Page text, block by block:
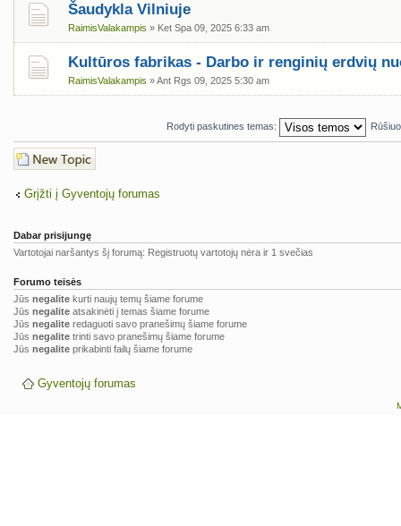
Šaudykla Vilniuje
RaimisValakampis » Ket Spa 09, 2025 6:33 am
Kultūros fabrikas - Darbo ir renginių erdvių
RaimisValakampis » Ant Rgs 09, 2025 5:30 am
Rodyti paskutines temas:
Naujos temos
kūrimas
Grįžti į Gyventojų forumas
Dabar prisijungę
Vartotojai naršantys šį forumą: Registruotų vartotojų nėra ir 1 svečias
Forumo teisės
Jūs negalite kurti naujų temų šiame forume
Jūs negalite atsakinėti į temas šiame forume
Jūs negalite redaguoti savo pranešimų šiame forume
Jūs negalite trinti savo pranešimų šiame forume
Jūs negalite prikabinti failų šiame forume
Gyventojų forumas